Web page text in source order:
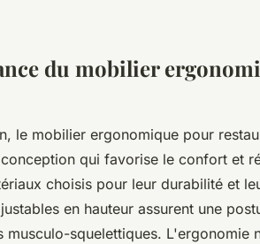
du mobilier
le mobilier ergonomique pour
qui favorise le confort et
choisis pour leur durabilité et
en hauteur assurent une
musculo-squelettiques. L'ergonomie